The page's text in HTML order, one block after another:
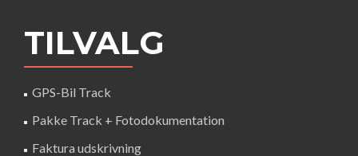
TILVALG
GPS-Bil Track
Pakke Track + Fotodokumentation
Faktura udskrivning